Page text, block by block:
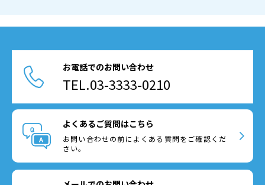
お電話でのお問い合わせ
TEL.03-3333-0210
よくあるご質問はこちら
お問い合わせの前によくある質問をご確認くだ
さい。